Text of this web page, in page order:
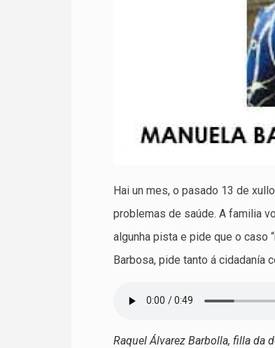
Hai un mes, o pasado 13 de
problemas de saúde. A familia
algunha pista e pide que o caso
Barbosa, pide tanto á cidadanía
Raquel Álvarez Barbolla, filla da